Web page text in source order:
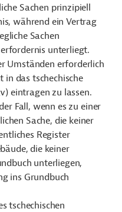
Sachen prinzipiell
während ein Vertrag
Sachen
unterliegt.
Umständen erforderlich
in das tschechische
eintragen zu lassen.
Fall, wenn es zu einer
Sache, die keiner
Register
die keiner
unterliegen,
ins Grundbuch
tschechischen